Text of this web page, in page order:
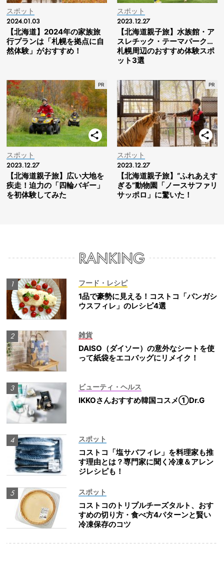
スポット
2024.01.03
【北海道】2024年の家族旅
行プランは「札幌を拠点に自
然体験」がおすすめ！
スポット
2023.12.27
【北海道親子旅】水族館・ア
スレチック・テーマパーク…
札幌周辺のおすすめ体験スポ
ット3選
スポット
2023.12.27
【北海道親子旅】広い大地を
疾走！迫力の「四輪バギー」
を初体験してみた
スポット
2023.12.27
【北海道親子旅】“ふれあえす
ぎる”動物園「ノースサファリ
サッポロ」に驚いた！
フード・レシピ
1品で豪勢に見える！コストコ「パンガシ
ウスフィレ」のレシピ4選
雑貨
DAISO（ダイソー）の意外なシートを使
って紙袋をエコバッグにリメイク！
ビューティ・ヘルス
IKKOさんおすすめ韓国コスメ①Dr.G
スポット
コストコ「塩サバフィレ」を料理家も推
す理由とは？専門家に聞く冷凍＆アレン
ジレシピも！
スポット
コストコのトリプルチーズタルト、おす
すめの切り方・食べ方4パターンと賢い
冷凍保存のコツ